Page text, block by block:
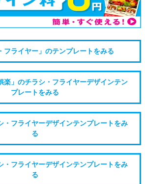
フライヤー」のテンプレートをみる
楽」のチラシ・フライヤーデザインテン
プレートをみる
・フライヤーデザインテンプレートをみ
る
・フライヤーデザインテンプレートをみ
る